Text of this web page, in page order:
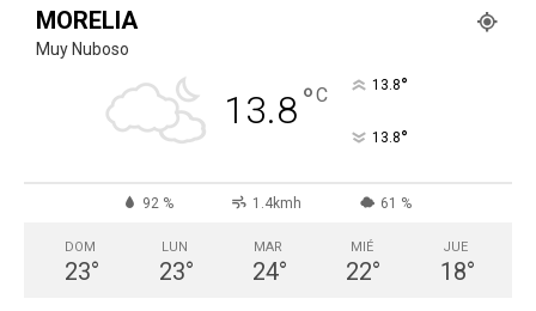
MORELIA
Muy Nuboso
13.8°C 13.8°
13.8°
92 % 1.4kmh 61 %
DOM
23°
LUN
23°
MAR
24°
MIÉ
22°
JUE
18°